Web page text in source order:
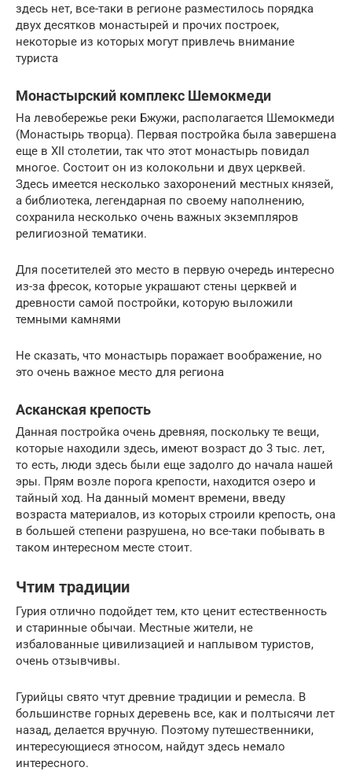
здесь нет, все-таки в регионе разместилось порядка
двух десятков монастырей и прочих построек,
некоторые из которых могут привлечь внимание
туриста
Монастырский комплекс Шемокмеди
На левобережье реки Бжужи, располагается Шемокмеди
(Монастырь творца). Первая постройка была завершена
еще в XII столетии, так что этот монастырь повидал
многое. Состоит он из колокольни и двух церквей.
Здесь имеется несколько захоронений местных князей,
а библиотека, легендарная по своему наполнению,
сохранила несколько очень важных экземпляров
религиозной тематики.
Для посетителей это место в первую очередь интересно
из-за фресок, которые украшают стены церквей и
древности самой постройки, которую выложили
темными камнями
Не сказать, что монастырь поражает воображение, но
это очень важное место для региона
Асканская крепость
Данная постройка очень древняя, поскольку те вещи,
которые находили здесь, имеют возраст до 3 тыс. лет,
то есть, люди здесь были еще задолго до начала нашей
эры. Прям возле порога крепости, находится озеро и
тайный ход. На данный момент времени, введу
возраста материалов, из которых строили крепость, она
в большей степени разрушена, но все-таки побывать в
таком интересном месте стоит.
Чтим традиции
Гурия отлично подойдет тем, кто ценит естественность
и старинные обычаи. Местные жители, не
избалованные цивилизацией и наплывом туристов,
очень отзывчивы.
Гурийцы свято чтут древние традиции и ремесла. В
большинстве горных деревень все, как и полтысячи лет
назад, делается вручную. Поэтому путешественники,
интересующиеся этносом, найдут здесь немало
интересного.